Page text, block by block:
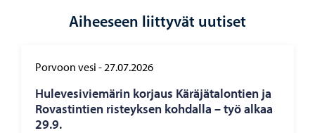
Aiheeseen liittyvät uutiset
Porvoon vesi -27.07.2026
Hu­le­ve­si­vie­mä­rin kor­jaus Kä­rä­jä­ta­lon­tien ja
Ro­vas­tin­tien ris­teyk­sen koh­dal­la – työ alkaa
29.9.